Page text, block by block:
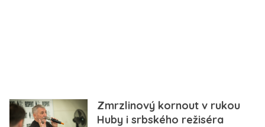
Zmrzlinový kornout v rukou
Huby i srbského režiséra